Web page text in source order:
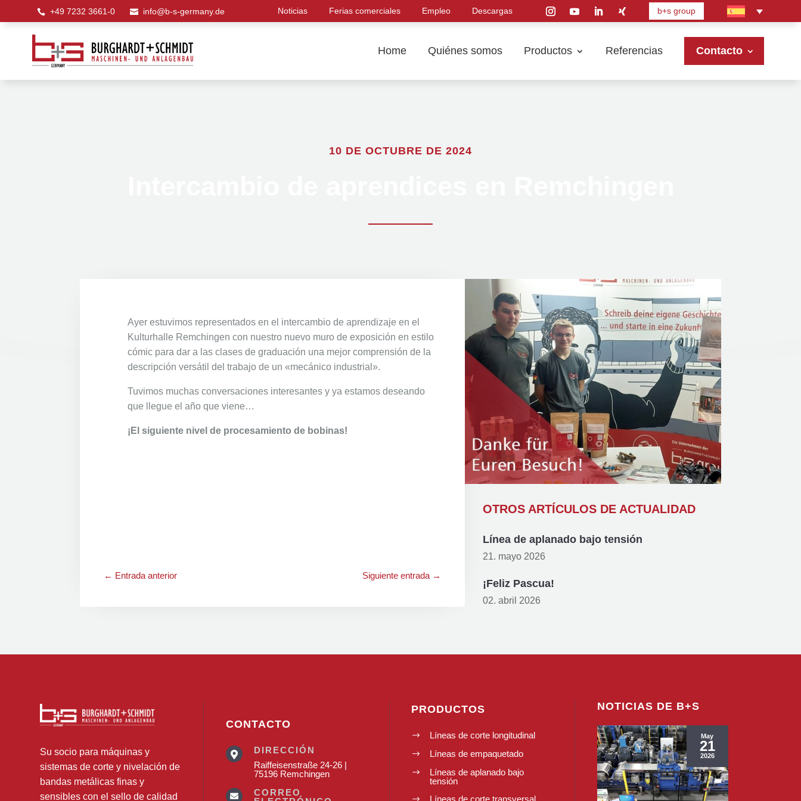
 +49 7232 3661-0  info@b-s-germany.de Noticias Ferias comerciales Empleo Descargas b+s group
Home Quiénes somos Productos Referencias Contacto
10 DE OCTUBRE DE 2024
Ayer estuvimos representados en el intercambio de aprendizaje en el
Kulturhalle Remchingen con nuestro nuevo muro de exposición en estilo
cómic para dar a las clases de graduación una mejor comprensión de la
descripción versátil del trabajo de un «mecánico industrial».
Tuvimos muchas conversaciones interesantes y ya estamos deseando
que llegue el año que viene…
¡El siguiente nivel de procesamiento de bobinas!
← Entrada anterior Siguiente entrada→
OTROS ARTÍCULOS DE ACTUALIDAD
Línea de aplanado bajo tensión
21. mayo 2026
¡Feliz Pascua!
02. abril 2026
Su socio para máquinas y
sistemas de corte y nivelación de
bandas metálicas finas y
sensibles con el sello de calidad
CONTACTO

DIRECCIÓN
Raiffeisenstraße 24-26 |
75196 Remchingen

CORREO
PRODUCTOS
$ Líneas de corte longitudinal
$ Líneas de empaquetado
$
Líneas de aplanado bajo
tensión
NOTICIAS DE B+S
May
21
2026